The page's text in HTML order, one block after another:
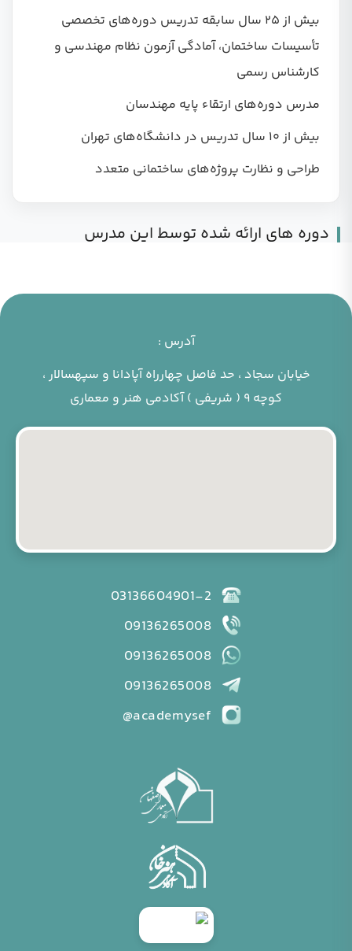
بیش از ۲۵ سال سابقه تدریس دوره‌های تخصصی
تأسیسات ساختمان، آمادگی آزمون نظام مهندسی و
کارشناس رسمی
مدرس دوره‌های ارتقاء پایه مهندسان
بیش از ۱۰ سال تدریس در دانشگاه‌های تهران
طراحی و نظارت پروژه‌های ساختمانی متعدد
دوره های ارائه شده توسط این مدرس
آدرس :
خیابان سجاد ، حد فاصل چهارراه آپادانا و سپهسالار ،
کوچه ۹ ( شریفی ) آکادمی هنر و معماری
03136604901-2
09136265008
09136265008
09136265008
academysef@